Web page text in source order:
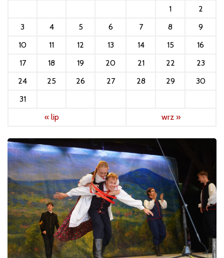
1
2
3
4 5 6 7 8
9
10
11 12 13 14 15
16
17
18 19 20 21 22
23
24
25 26 27 28 29
30
31
« lip
wrz »